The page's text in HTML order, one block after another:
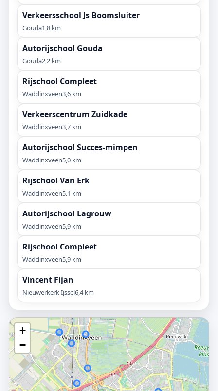
Verkeersschool Js Boomsluiter
Gouda1,8 km
Autorijschool Gouda
Gouda2,2 km
Rijschool Compleet
Waddinxveen3,6 km
Verkeerscentrum Zuidkade
Waddinxveen3,7 km
Autorijschool Succes-mimpen
Waddinxveen5,0 km
Rijschool Van Erk
Waddinxveen5,1 km
Autorijschool Lagrouw
Waddinxveen5,9 km
Rijschool Compleet
Waddinxveen5,9 km
Vincent Fijan
Nieuwerkerk Ijssel6,4 km
+
−